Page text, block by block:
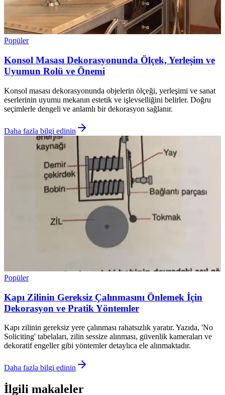
Popüler
Konsol Masası Dekorasyonunda Ölçek, Yerleşim ve
Uyumun Rolü ve Önemi
Konsol masası dekorasyonunda objelerin ölçeği, yerleşimi ve sanat
eserlerinin uyumu mekanın estetik ve işlevselliğini belirler. Doğru
seçimlerle dengeli ve anlamlı bir dekorasyon sağlanır.
Daha fazla bilgi edinin
Popüler
Kapı Zilinin Gereksiz Çalınmasını Önlemek İçin
Dekorasyon ve Pratik Yöntemler
Kapı zilinin gereksiz yere çalınması rahatsızlık yaratır. Yazıda, 'No
Soliciting' tabelaları, zilin sessize alınması, güvenlik kameraları ve
dekoratif engeller gibi yöntemler detaylıca ele alınmaktadır.
Daha fazla bilgi edinin
İlgili makaleler